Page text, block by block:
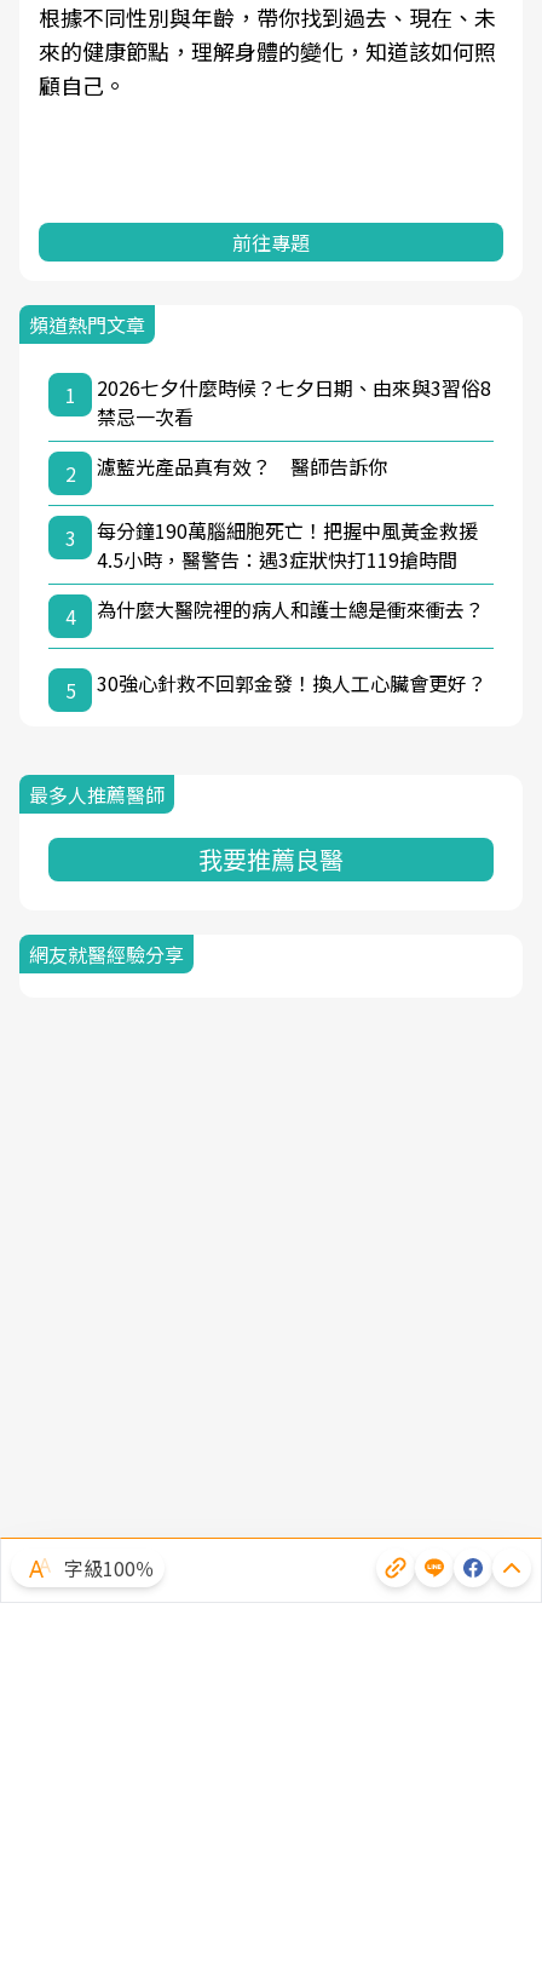
根據不同性別與年齡，帶你找到過去、現在、未
來的健康節點，理解身體的變化，知道該如何照
顧自己。
前往專題
頻道熱門文章
1
2026七夕什麼時候？七夕日期、由來與3習俗8
禁忌一次看
2
濾藍光產品真有效？ 醫師告訴你
3
每分鐘190萬腦細胞死亡！把握中風黃金救援
4.5小時，醫警告：遇3症狀快打119搶時間
4
為什麼大醫院裡的病人和護士總是衝來衝去？
5 30強心針救不回郭金發！換人工心臟會更好？
最多人推薦醫師
我要推薦良醫
網友就醫經驗分享
字級100％